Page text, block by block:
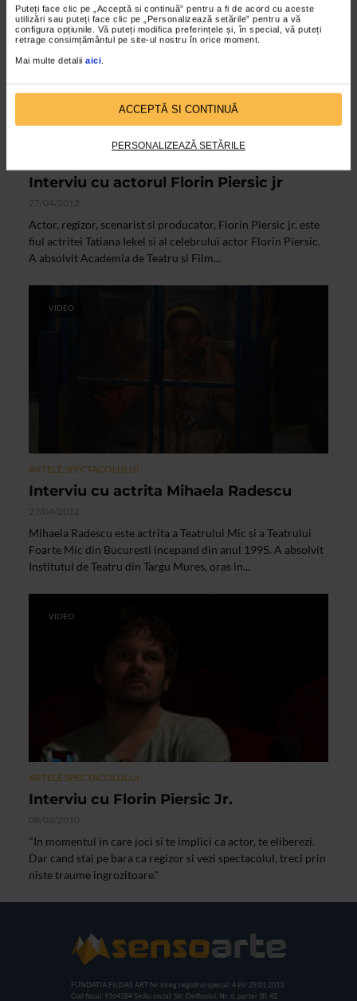
Puteți face clic pe „Acceptă si continuă” pentru a fi de acord cu aceste
utilizări sau puteți face clic pe „Personalizează setările” pentru a vă
configura opțiunile. Vă puteți modifica preferințele și, în special, vă puteți
retrage consimțământul pe site-ul nostru în orice moment.
Mai multe detalii aici.
ACCEPTĂ SI CONTINUĂ
PERSONALIZEAZĂ SETĂRILE
Interviu cu actorul Florin Piersic jr
27/04/2012
Actor, regizor, scenarist si producator, Florin Piersic jr. este
fiul actritei Tatiana Iekel si al celebrului actor Florin Piersic.
A absolvit Academia de Teatru si Film...
VIDEO
ARTELE SPECTACOLULUI
Interviu cu actrita Mihaela Radescu
27/04/2012
Mihaela Radescu este actrita a Teatrului Mic si a Teatrului
Foarte Mic din Bucuresti incepand din anul 1995. A absolvit
Institutul de Teatru din Targu Mures, oras in...
VIDEO
ARTELE SPECTACOLULUI
Interviu cu Florin Piersic Jr.
08/02/2010
"In momentul in care joci si te implici ca actor, te eliberezi.
Dar cand stai pe bara ca regizor si vezi spectacolul, treci prin
niste traume ingrozitoare."
FUNDATIA FILDAS ART Nr inreg registrul special: 4 PJ/ 29.01.2013
Cod fiscal: 9164384 Sediu social: Str. Delfinului, Nr. 6, parter Bl. 42,